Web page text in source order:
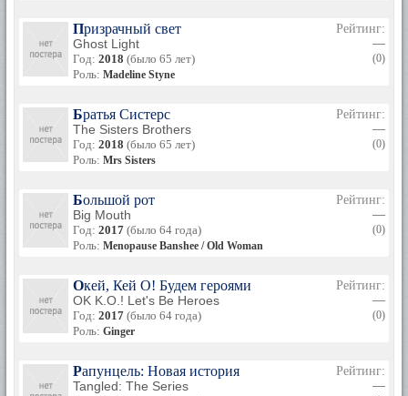
Следующей яркой работой актрисы стала роль проститутки
в картине «Carnal Knowledge». Аналогичную роль она
сыграла в фильме «Последняя деталь».
Свои первые роли Кэрол Кейн сыграла в фильмах: «Carnal
Knowledge», «Wedding in White», «Hester Street», «Dog Day
Afternoon», «Last Detail», «Harry and Walter Go to New York».
В 1973 году Кэрол Кейн получила приз «Лучшая картина-73
она удостоилась премии «Оскар» за роль в картине «Улица
Эсфирь».
Лучшими фильмами с участием этой актрисы являются:
Она принимала участие в съемках множества сериалов и
телефильмов. Так же Кэрол Кейн постоянно принимает
участием в бродвейских постановках. Последними
картинах: «The Pacifier», «Confessions of a Teenage Drama
Queen», «The Shrink Is In», «My First Mister».
Призрачный свет
Ghost Light
Год: 2018 (было 65 лет)
Роль: Madeline Styne
Рейтинг:
—
(0)
Братья Систерс
The Sisters Brothers
Год: 2018 (было 65 лет)
Роль: Mrs Sisters
Рейтинг:
—
(0)
Большой рот
Big Mouth
Год: 2017 (было 64 года)
Роль: Menopause Banshee / Old Woman
Рейтинг:
—
(0)
Окей, Кей О! Будем героями
OK K.O.! Let's Be Heroes
Год: 2017 (было 64 года)
Роль: Ginger
Рейтинг:
—
(0)
Рапунцель: Новая история
Tangled: The Series
Рейтинг:
—